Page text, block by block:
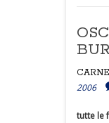
2006
tutte le